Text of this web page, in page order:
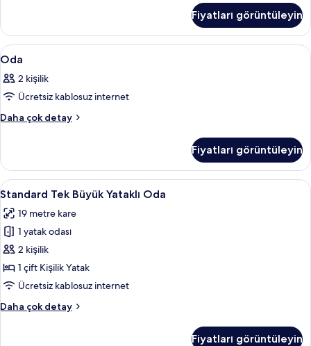
detay
Fiyatları görüntüleyin
Oda
için
tüm
fotoğrafları
görün
Minibar, güneşlik/perde, ses yalıtımı,
9
Oda
2 kişilik
Ücretsiz kablosuz internet
Daha çok detay
Oda
detay
Fiyatları görüntüleyin
Standard
Tek
Büyük
Yataklı
Oda
için
tüm
görün
Standard Tek Büyük Yataklı Oda |
5
Standard Tek Büyük Yataklı Oda
19 metre kare
1 yatak odası
2 kişilik
1 çift Kişilik Yatak
Ücretsiz kablosuz internet
Daha çok detay
Standard
Fiyatları görüntüleyin